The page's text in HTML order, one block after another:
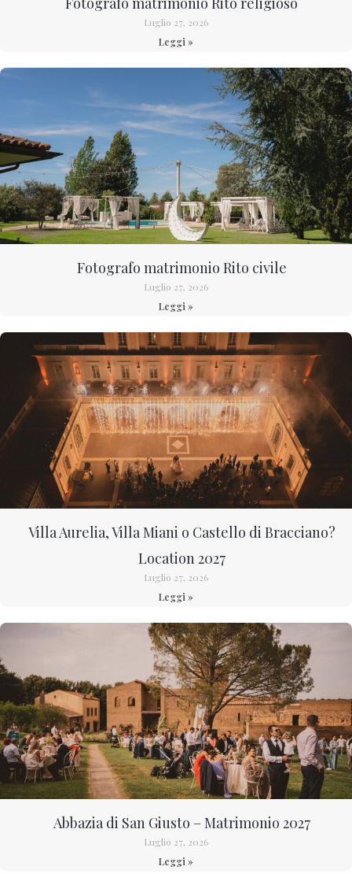
Luglio 27, 2026
Leggi »
Fotografo matrimonio Rito civile
Luglio 27, 2026
Leggi »
Villa Aurelia, Villa Miani o Castello di Bracciano?
Location 2027
Luglio 27, 2026
Leggi »
Abbazia di San Giusto – Matrimonio 2027
Luglio 27, 2026
Leggi »